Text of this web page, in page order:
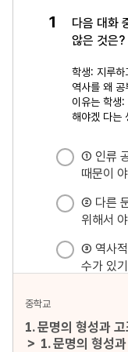
중학교
1. 문명의 형성과
＞ 1. 문명의 형성